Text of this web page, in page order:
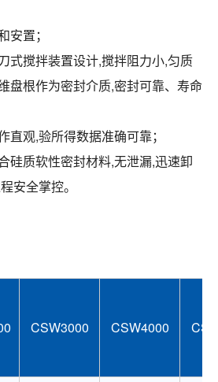
安置；
式搅拌装置设计,搅拌阻力小,匀质
盘根作为密封介质,密封可靠、寿命
直观,验所得数据准确可靠；
硅质软性密封材料,无泄漏,迅速卸
安全掌控。
CSW3000 CSW4000